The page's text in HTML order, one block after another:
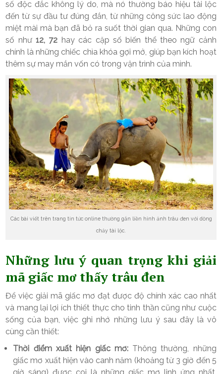
số độc đắc không lý do, mà nó thường báo hiệu tài lộc
đến từ sự đầu tư đúng đắn, từ những công sức lao động
miệt mài mà bạn đã bỏ ra suốt thời gian qua. Những con
số như 12, 72 hay các cặp số biến thể theo ngữ cảnh
chính là những chiếc chìa khóa gợi mở, giúp bạn kích hoạt
thêm sự may mắn vốn có trong vận trình của mình.
Các bài viết trên trang tin tức online thường gắn liền hình ảnh trâu đen với dòng
chảy tài lộc.
Những lưu ý quan trọng khi giải
mã giấc mơ thấy trâu đen
Để việc giải mã giấc mơ đạt được độ chính xác cao nhất
và mang lại lợi ích thiết thực cho tinh thần cũng như cuộc
sống của bạn, việc ghi nhớ những lưu ý sau đây là vô
cùng cần thiết:
Thời điểm xuất hiện giấc mơ:Thông thường, những
giấc mơ xuất hiện vào canh năm (khoảng từ 3 giờ đến 5
giờ sáng) được coi là những giấc mơ linh ứng nhất,